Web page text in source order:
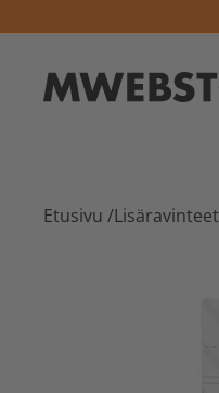
Etusivu /Lisäravinteet